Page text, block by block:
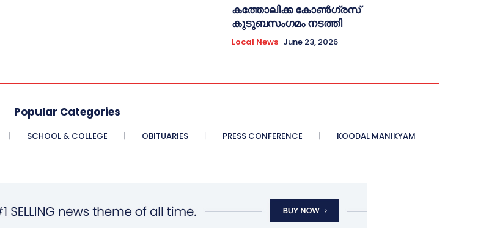
കത്തോലിക്ക കോൺഗ്രസ്
കുടുബസംഗമം നടത്തി
Local News June 23, 2026
Popular Categories
SCHOOL & COLLEGE OBITUARIES PRESS CONFERENCE KOODAL MANIKYAM